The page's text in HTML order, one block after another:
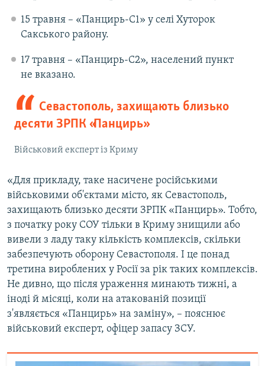
15 травня – «Панцирь-С1» у селі Хуторок
Сакського району.
17 травня – «Панцирь-С2», населений пункт
не вказано.
Севастополь, захищають близько
десяти ЗРПК «Панцирь»
Військовий експерт із Криму
«Для прикладу, таке насичене російськими
військовими об'єктами місто, як Севастополь,
захищають близько десяти ЗРПК «Панцирь». Тобто,
з початку року СОУ тільки в Криму знищили або
вивели з ладу таку кількість комплексів, скільки
забезпечують оборону Севастополя. І це понад
третина вироблених у Росії за рік таких комплексів.
Не дивно, що після ураження минають тижні, а
іноді й місяці, коли на атакованій позиції
з'являється «Панцирь» на заміну», – пояснює
військовий експерт, офіцер запасу ЗСУ.